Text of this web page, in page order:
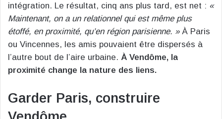
intégration. Le résultat, cinq ans plus tard, est net : «
Maintenant, on a un relationnel qui est même plus
étoffé, en proximité, qu’en région parisienne. »À Paris
ou Vincennes, les amis pouvaient être dispersés à
l’autre bout de l’aire urbaine. À Vendôme, la
proximité change la nature des liens.
Garder Paris, construire